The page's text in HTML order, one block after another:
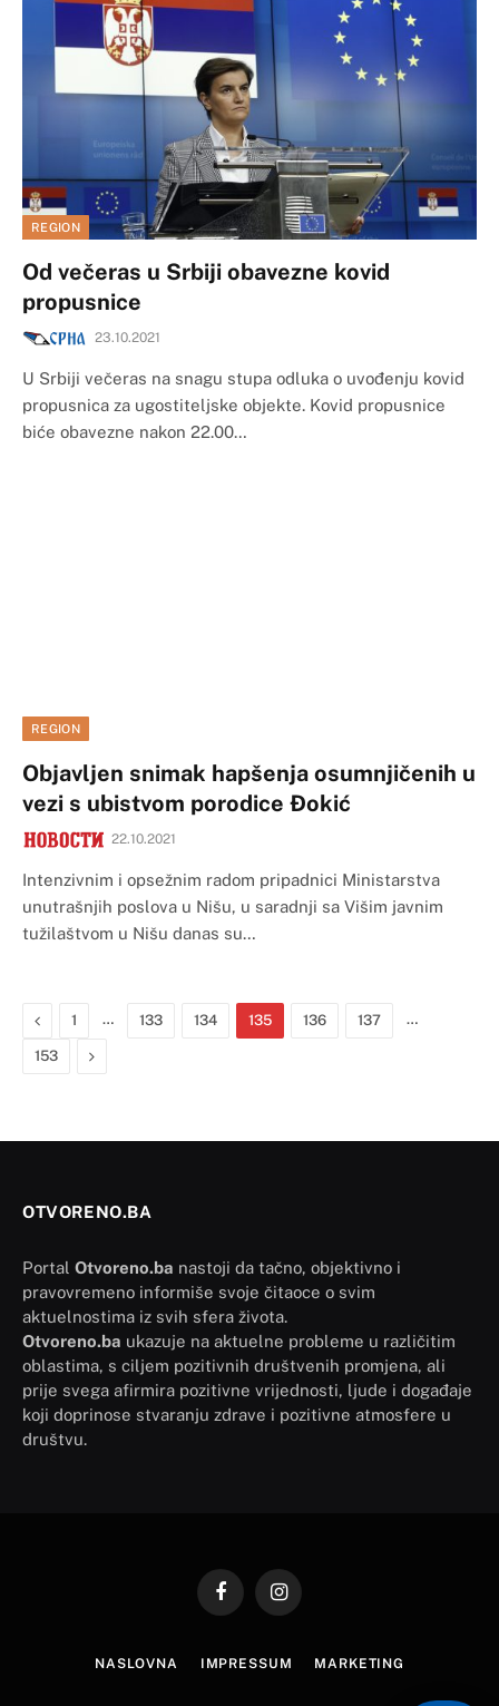
REGION
Od večeras u Srbiji obavezne kovid
propusnice
23.10.2021
U Srbiji večeras na snagu stupa odluka o uvođenju kovid
propusnica za ugostiteljske objekte. Kovid propusnice
biće obavezne nakon 22.00…
REGION
Objavljen snimak hapšenja osumnjičenih u
vezi s ubistvom porodice Đokić
22.10.2021
Intenzivnim i opsežnim radom pripadnici Ministarstva
unutrašnjih poslova u Nišu, u saradnji sa Višim javnim
tužilaštvom u Nišu danas su…
Previous
1 … 133 134 135 136 137 …
153 Next
OTVORENO.BA
Portal Otvoreno.ba nastoji da tačno, objektivno i
pravovremeno informiše svoje čitaoce o svim
aktuelnostima iz svih sfera života.
Otvoreno.ba ukazuje na aktuelne probleme u različitim
oblastima, s ciljem pozitivnih društvenih promjena, ali
prije svega afirmira pozitivne vrijednosti, ljude i događaje
koji doprinose stvaranju zdrave i pozitivne atmosfere u
društvu.
FacebookInstagram
NASLOVNA IMPRESSUM MARKETING